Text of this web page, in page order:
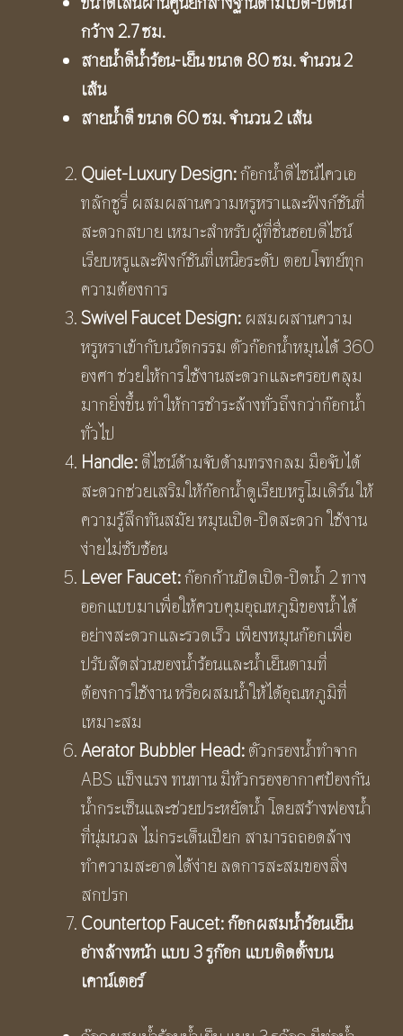
กว้าง 2.7 ซม.
สายน้ำดีน้ำร้อน-เย็น ขนาด 80 ซม. จำนวน2
เส้น
สายน้ำดี ขนาด 60 ซม. จำนวน2 เส้น
Quiet-Luxury Design:ก๊อกน้ำดีไซน์ไควเอ
ทลักชูรี่ ผสมผสานความหรูหราและฟังก์ชันที่
สะดวกสบาย เหมาะสำหรับผู้ที่ชื่นชอบดีไซน์
เรียบหรูและฟังก์ชันที่เหนือระดับ ตอบโจทย์ทุก
ความต้องการ
Swivel Faucet Design: ผสมผสานความ
หรูหราเข้ากับนวัตกรรม ตัวก๊อกน้ำหมุนได้ 360
องศา ช่วยให้การใช้งานสะดวกและครอบคลุม
มากยิ่งขึ้น ทำให้การชำระล้างทั่วถึงกว่าก๊อกน้ำ
ทั่วไป
Handle:ดีไซน์ด้ามจับด้ามทรงกลม มือจับได้
สะดวกช่วยเสริมให้ก๊อกน้ำดูเรียบหรูโมเดิร์น ให้
ความรู้สึกทันสมัย หมุนเปิด-ปิดสะดวก ใช้งาน
ง่ายไม่ซับซ้อน
Lever Faucet:ก๊อกก้านปัดเปิด-ปิดน้ำ 2 ทาง
ออกแบบมาเพื่อให้ควบคุมอุณหภูมิของน้ำได้
อย่างสะดวกและรวดเร็ว เพียงหมุนก๊อกเพื่อ
ปรับสัดส่วนของน้ำร้อนและน้ำเย็นตามที่
ต้องการใช้งาน หรือผสมน้ำให้ได้อุณหภูมิที่
เหมาะสม
Aerator Bubbler Head:ตัวกรองน้ำทำจาก
ABS แข็งแรง ทนทาน มีหัวกรองอากาศป้องกัน
น้ำกระเซ็นและช่วยประหยัดน้ำ โดยสร้างฟองน้ำ
ที่นุ่มนวล ไม่กระเด็นเปียก สามารถถอดล้าง
ทำความสะอาดได้ง่าย ลดการสะสมของสิ่ง
สกปรก
Countertop Faucet:ก๊อกผสมน้ำร้อนเย็น
อ่างล้างหน้า แบบ 3 รูก๊อก แบบติดตั้งบน
เคาน์เตอร์